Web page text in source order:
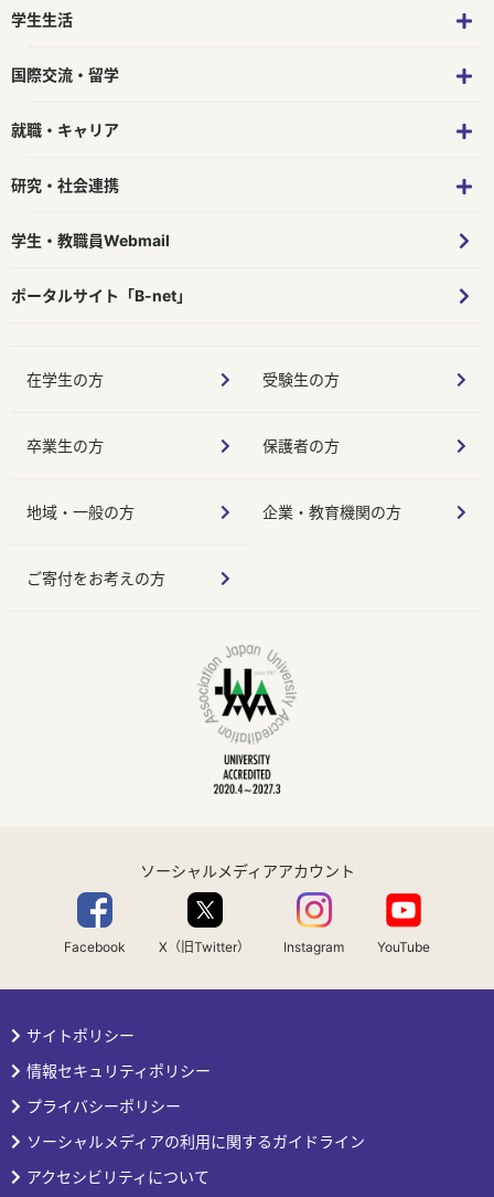
学生生活
国際交流・留学
就職・キャリア
研究・社会連携
学生・教職員Webmail
ポータルサイト「B-net」
在学生の方 受験生の方
卒業生の方 保護者の方
地域・一般の方 企業・教育機関の方
ご寄付をお考えの方
ソーシャルメディアアカウント
Facebook X（旧Twitter） Instagram YouTube
サイトポリシー
情報セキュリティポリシー
プライバシーポリシー
ソーシャルメディアの利用に関するガイドライン
アクセシビリティについて